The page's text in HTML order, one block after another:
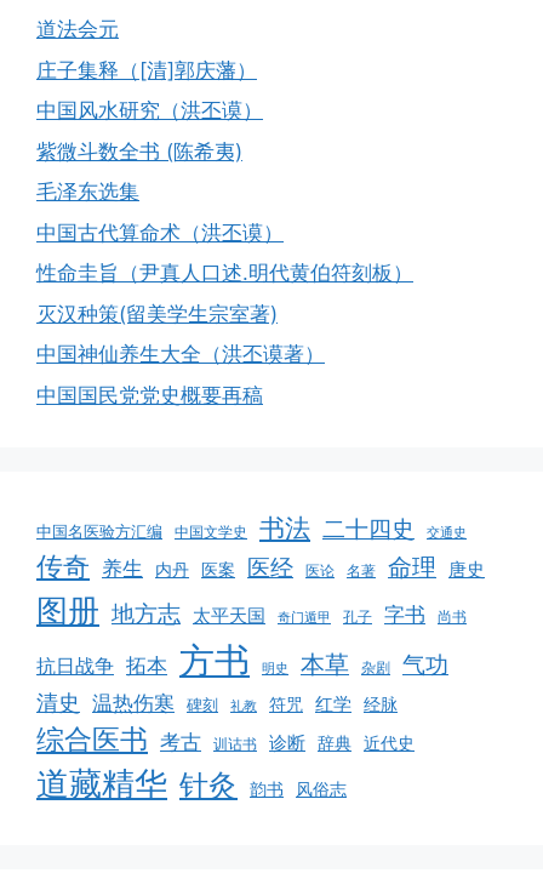
道法会元
庄子集释（[清]郭庆藩）
中国风水研究（洪丕谟）
紫微斗数全书 (陈希夷)
毛泽东选集
中国古代算命术（洪丕谟）
性命圭旨（尹真人口述.明代黄伯符刻板）
灭汉种策(留美学生宗室著)
中国神仙养生大全（洪丕谟著）
中国国民党党史概要再稿
中国名医验方汇编 中国文学史 书法 二十四史 交通史
传奇 养生 内丹 医案 医经 医论 名著 命理 唐史
图册 地方志 太平天国 奇门遁甲 孔子 字书 尚书
抗日战争 拓本 方书 明史 本草 杂剧 气功
清史 温热伤寒 碑刻 礼教 符咒 红学 经脉
综合医书 考古 训诂书 诊断 辞典 近代史
道藏精华 针灸 韵书 风俗志